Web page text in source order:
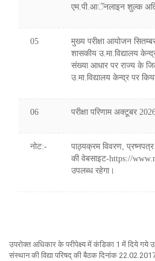
एम.पी.आॅनलाइन शुल्क
05
मुख्य परीक्षा आयोजन
शासकीय उ.मा.विद्यालय
संख्या आधार पर राज्य के
उ.मा.विद्यालय केन्द्र पर
06 परीक्षा परिणाम अक्टूबर
नोट:-
पाठ्यक्रम विवरण,
की वेबसाइट-https://
उपलब्ध रहेगा।
उपरोक्त अधिकार के परीपेक्ष्य में कंडिका 1 में दिये गये
संस्थान की विद्या परिषद् की बैठक दिनांक 22.02.2017